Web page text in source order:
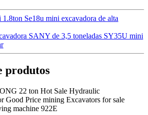
1.8ton Se18u mini excavadora de alta
SANY de 3,5 toneladas SY35U mini
produtos